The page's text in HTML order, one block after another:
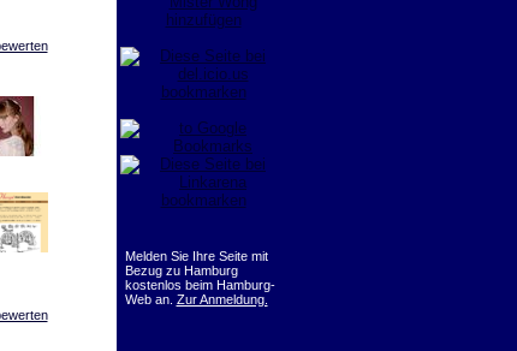
Melden Sie Ihre Seite mit
Bezug zu Hamburg
kostenlos beim Hamburg-
Web an. Zur Anmeldung.